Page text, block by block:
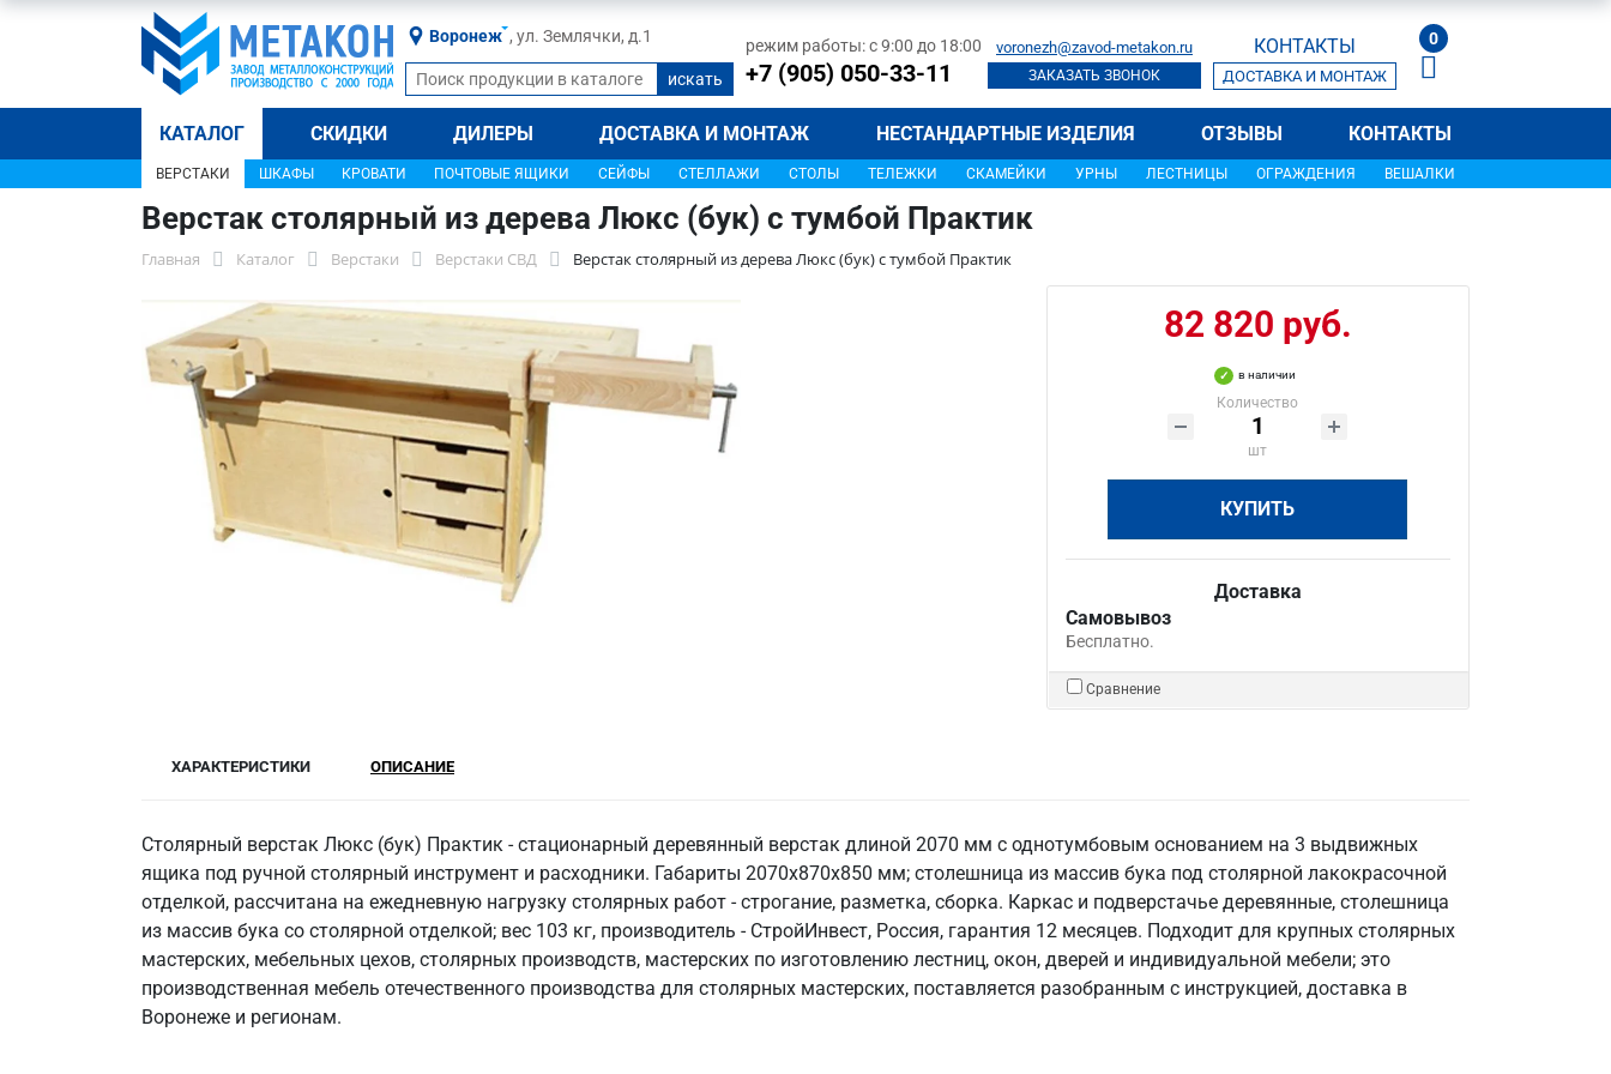
Воронеж , ул. Землячки, д.1 режим работы: с 9:00 до 18:00
+7 (905) 050-33-11
voronezh@zavod-metakon.ru
ЗАКАЗАТЬ ЗВОНОК
КОНТАКТЫ
ДОСТАВКА И МОНТАЖ
0
КАТАЛОГ СКИДКИ ДИЛЕРЫ ДОСТАВКА И МОНТАЖ НЕСТАНДАРТНЫЕ ИЗДЕЛИЯ ОТЗЫВЫ КОНТАКТЫ
ВЕРСТАКИ ШКАФЫ КРОВАТИ ПОЧТОВЫЕ ЯЩИКИ СЕЙФЫ СТЕЛЛАЖИ СТОЛЫ ТЕЛЕЖКИ СКАМЕЙКИ УРНЫ ЛЕСТНИЦЫ ОГРАЖДЕНИЯ ВЕШАЛКИ
Верстак столярный из дерева Люкс (бук) с тумбой Практик
Главная Каталог Верстаки Верстаки СВД Верстак столярный из дерева Люкс (бук) с тумбой Практик
82 820 руб.
в наличии
Количество
шт
КУПИТЬ
Доставка
Самовывоз
Бесплатно.
Сравнение
ХАРАКТЕРИСТИКИ ОПИСАНИЕ
Столярный верстак Люкс (бук) Практик - стационарный деревянный верстак длиной 2070 мм с однотумбовым основанием на 3 выдвижных
ящика под ручной столярный инструмент и расходники. Габариты 2070х870х850 мм; столешница из массив бука под столярной лакокрасочной
отделкой, рассчитана на ежедневную нагрузку столярных работ - строгание, разметка, сборка. Каркас и подверстачье деревянные, столешница
из массив бука со столярной отделкой; вес 103 кг, производитель - СтройИнвест, Россия, гарантия 12 месяцев. Подходит для крупных столярных
мастерских, мебельных цехов, столярных производств, мастерских по изготовлению лестниц, окон, дверей и индивидуальной мебели; это
производственная мебель отечественного производства для столярных мастерских, поставляется разобранным с инструкцией, доставка в
Воронеже и регионам.